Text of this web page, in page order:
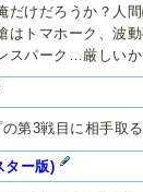
だけだろうか？人
はトマホーク、波
スパーク…厳しいか
第3戦目に相手取る
ター版)